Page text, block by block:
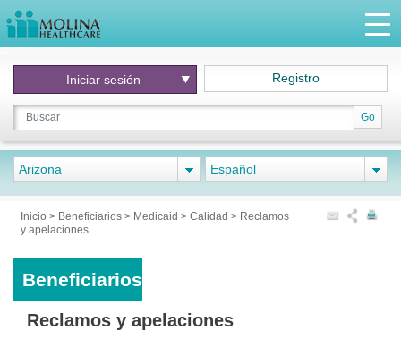
Go
Iniciar sesión Registro
Arizona Español
Inicio > Beneficiarios > Medicaid > Calidad > Reclamos
y apelaciones
Beneficiarios
Reclamos y apelaciones